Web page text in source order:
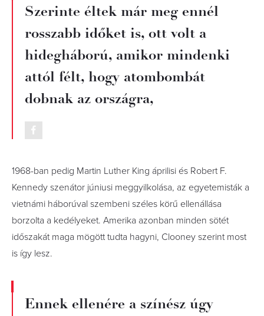
Szerinte éltek már meg ennél
rosszabb időket is, ott volt a
hidegháború, amikor mindenki
attól félt, hogy atombombát
dobnak az országra,
1968-ban pedig Martin Luther King áprilisi és Robert F.
Kennedy szenátor júniusi meggyilkolása, az egyetemisták a
vietnámi háborúval szembeni széles körű ellenállása
borzolta a kedélyeket. Amerika azonban minden sötét
időszakát maga mögött tudta hagyni, Clooney szerint most
is így lesz.
Ennek ellenére a színész úgy